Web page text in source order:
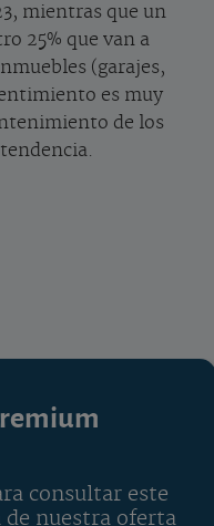
mientras que un
25% que van a
(garajes,
es muy
de los
consultar este
de nuestra oferta